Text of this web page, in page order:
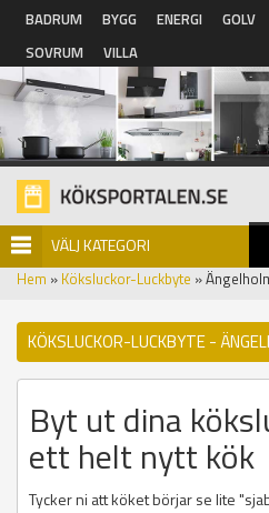
Hoppa till huvudinnehåll
BADRUM BYGG ENERGI GOLV
SOVRUM
VILLA
VÄLJ KATEGORI
Hem » Köksluckor-Luckbyte »
KÖKSLUCKOR-LUCKBYTE -
Byt ut dina
ett helt nytt kök
Tycker ni att köket börjar se lite